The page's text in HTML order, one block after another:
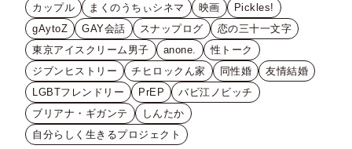
カップル
まくのうちぃシネマ 映画
Pickles!
gAytoZ
GAY会話 スナップログ
恋の三十一文字
東京アイスクリーム男子
anone.
性トーク
ジブンヒストリー
チヒロックん家 同性婚
友情結婚
LGBTフレンドリー
PrEP
バビ江ノビッチ
ブリアナ・ギガンテ
しんたか
自分らしく生きるプロジェクト